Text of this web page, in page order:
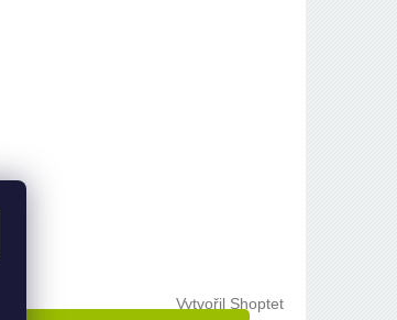
Vytvořil Shoptet